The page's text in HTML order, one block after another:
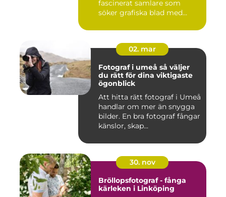
fascinerat samlare som
söker grafiska blad med
02. mar
Fotograf i umeå så väljer
du rätt för dina viktigaste
ögonblick
Att hitta rätt fotograf i Umeå
handlar om mer än snygga
bilder. En bra fotograf fångar
känslor, skap...
30. nov
Bröllopsfotograf - fånga
kärleken i Linköping